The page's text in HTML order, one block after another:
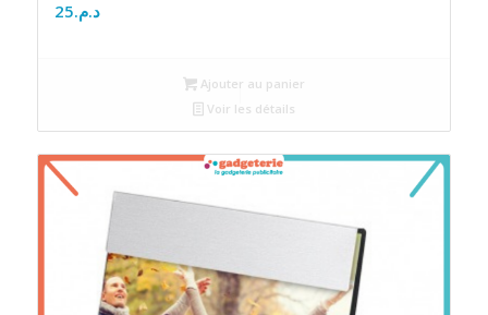
د.م.25
Ajouter au panier
Voir les détails